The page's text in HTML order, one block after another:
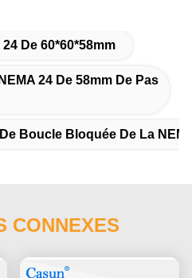
24 De 60*60*58mm
24 De 58mm De Pas
Boucle Bloquée De La
CONNEXES